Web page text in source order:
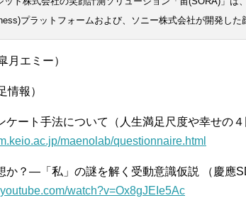
プラットフォームおよび、ソニー株式会社が開発した
月エミー）
情報）
ケート手法について（人生満足尺度や幸せの４
maenolab/questionnaire.html
か？―「私」の謎を解く受動意識仮説 （慶應
watch?v=Ox8gJEIe5Ac